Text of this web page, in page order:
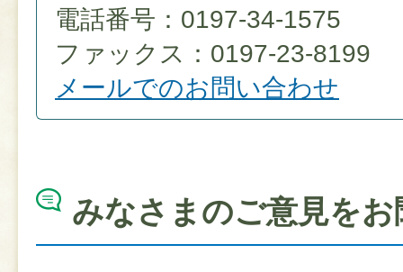
電話番号：0197-34-1575
ファックス：0197-23-8199
メールでのお問い合わせ
みなさまのご意見を